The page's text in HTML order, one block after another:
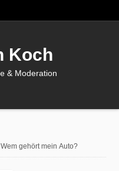
Koch
& Moderation
gehört mein Auto?